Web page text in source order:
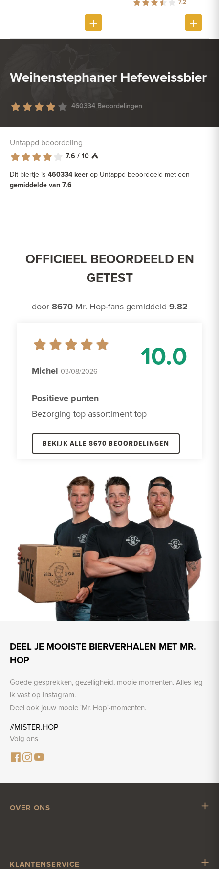
7.2
Weihenstephaner Hefeweissbier
460334 Beoordelingen
Untappd beoordeling
7.6 / 10
Dit biertje is 460334 keer op Untappd beoordeeld met een
gemiddelde van 7.6
OFFICIEEL BEOORDEELD EN
GETEST
door 8670Mr. Hop-fans gemiddeld 9.82
10.0
Michel 03/08/2026
Positieve punten
Bezorging top assortiment top
BEKIJK ALLE 8670 BEOORDELINGEN
DEEL JE MOOISTE BIERVERHALEN MET MR.
HOP
Goede gesprekken, gezelligheid, mooie momenten. Alles leg
ik vast op Instagram.
Deel ook jouw mooie 'Mr. Hop'-momenten.
#MISTER.HOP
Volg ons
OVER ONS
Vacatures
KLANTENSERVICE